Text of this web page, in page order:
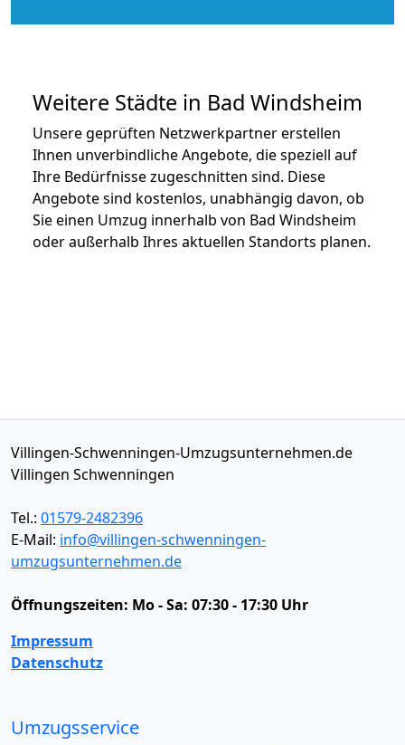
Weitere Städte in Bad Windsheim
Unsere geprüften Netzwerkpartner erstellen
Ihnen unverbindliche Angebote, die speziell auf
Ihre Bedürfnisse zugeschnitten sind. Diese
Angebote sind kostenlos, unabhängig davon, ob
Sie einen Umzug innerhalb von Bad Windsheim
oder außerhalb Ihres aktuellen Standorts planen.
Villingen-Schwenningen-Umzugsunternehmen.de
Villingen Schwenningen
Tel.: 01579-2482396
E-Mail: info@villingen-schwenningen-
umzugsunternehmen.de
Öffnungszeiten: Mo - Sa: 07:30 - 17:30 Uhr
Impressum
Datenschutz
Umzugsservice